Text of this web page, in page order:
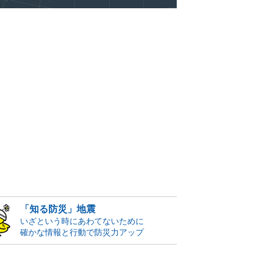
「知る防災」地震
いざという時にあわてないために
確かな情報と行動で防災力アップ